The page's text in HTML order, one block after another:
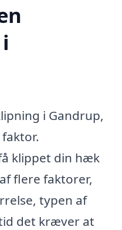
i Gandrup,
klippet din hæk
flere faktorer,
typen af
det kræver at